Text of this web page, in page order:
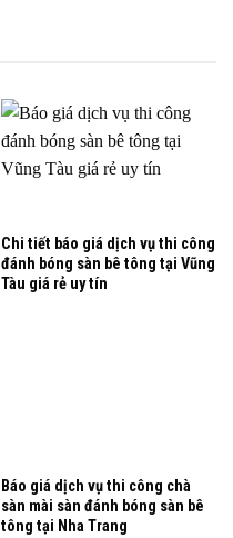
Chi tiết báo giá dịch vụ thi công
đánh bóng sàn bê tông tại Vũng
Tàu giá rẻ uy tín
Báo giá dịch vụ thi công chà
sàn mài sàn đánh bóng sàn bê
tông tại Nha Trang